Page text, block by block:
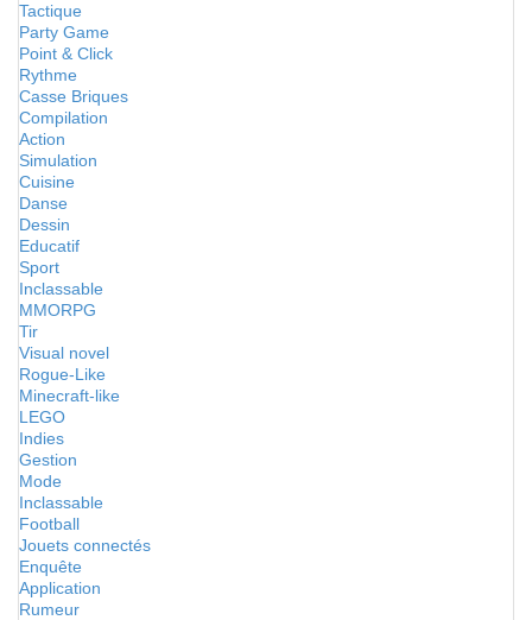
Tactique
Party Game
Point & Click
Rythme
Casse Briques
Compilation
Action
Simulation
Cuisine
Danse
Dessin
Educatif
Sport
Inclassable
MMORPG
Tir
Visual novel
Rogue-Like
Minecraft-like
LEGO
Indies
Gestion
Mode
Inclassable
Football
Jouets connectés
Enquête
Application
Rumeur